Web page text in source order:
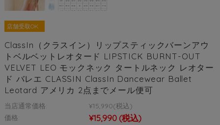
店舗受取OK
ClassIn（クラスイン）リップスティックバーンアウ
トベルベットレオタード LIPSTICK BURNT-OUT
VELVET LEO モックネック タートルネック レオター
ド バレエ CLASSIN ClassIn Dancewear Ballet
Leotard アメリカ 2点までメール便可
当店通常価格: ¥15,990(税込)
価格:
¥15,990 (税込)